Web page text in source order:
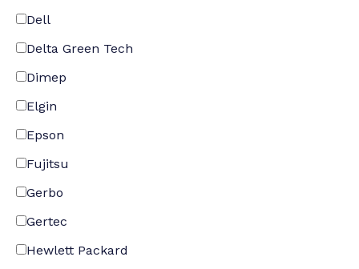
Dell
Delta Green Tech
Dimep
Elgin
Epson
Fujitsu
Gerbo
Gertec
Hewlett Packard